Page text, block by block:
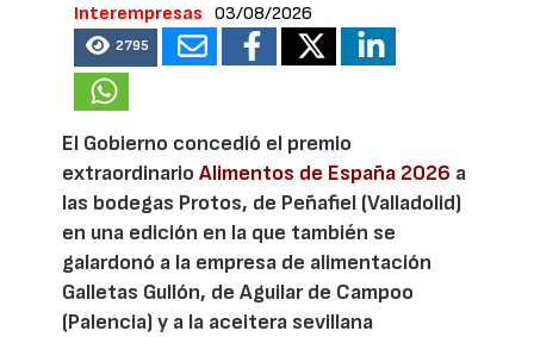
Interempresas
03/08/2026
2795
El Gobierno concedió el premio
extraordinarioAlimentos de España 2026 a
las bodegas Protos, de Peñafiel (Valladolid)
en una edición en la que también se
galardonó a la empresa de alimentación
Galletas Gullón, de Aguilar de Campoo
(Palencia) y a la aceitera sevillana